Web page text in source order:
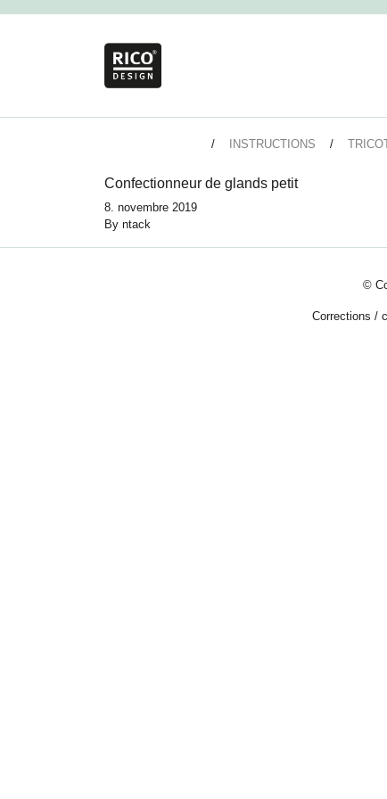
INSTRUCTIONS
Confectionneur de glands petit
8. novembre 2019
By ntack
©
Corrections /